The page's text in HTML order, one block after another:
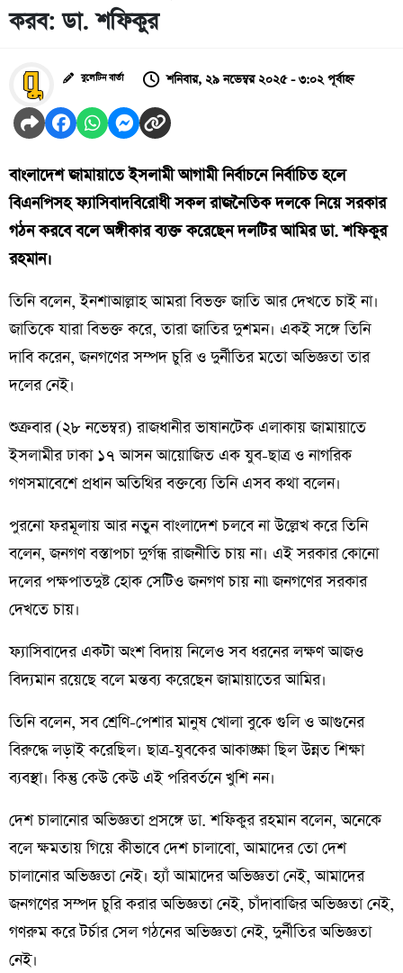
করব: ডা. শফিকুর
বুলেটিন বার্তা শনিবার, ২৯ নভেম্বর ২০২৫ - ৩:০২ পূর্বাহ্ন
বাংলাদেশ জামায়াতে ইসলামী আগামী নির্বাচনে নির্বাচিত হলে
বিএনপিসহ ফ্যাসিবাদবিরোধী সকল রাজনৈতিক দলকে নিয়ে সরকার
গঠন করবে বলে অঙ্গীকার ব্যক্ত করেছেন দলটির আমির ডা. শফিকুর
রহমান।
তিনি বলেন, ইনশাআল্লাহ আমরা বিভক্ত জাতি আর দেখতে চাই না।
জাতিকে যারা বিভক্ত করে, তারা জাতির দুশমন। একই সঙ্গে তিনি
দাবি করেন, জনগণের সম্পদ চুরি ও দুর্নীতির মতো অভিজ্ঞতা তার
দলের নেই।
শুক্রবার (২৮ নভেম্বর) রাজধানীর ভাষানটেক এলাকায় জামায়াতে
ইসলামীর ঢাকা ১৭ আসন আয়োজিত এক যুব-ছাত্র ও নাগরিক
গণসমাবেশে প্রধান অতিথির বক্তব্যে তিনি এসব কথা বলেন।
পুরনো ফরমূলায় আর নতুন বাংলাদেশ চলবে না উল্লেখ করে তিনি
বলেন, জনগণ বস্তাপচা দুর্গন্ধ রাজনীতি চায় না। এই সরকার কোনো
দলের পক্ষপাতদুষ্ট হোক সেটিও জনগণ চায় না৷ জনগণের সরকার
দেখতে চায়।
ফ্যাসিবাদের একটা অংশ বিদায় নিলেও সব ধরনের লক্ষণ আজও
বিদ্যমান রয়েছে বলে মন্তব্য করেছেন জামায়াতের আমির।
তিনি বলেন, সব শ্রেণি-পেশার মানুষ খোলা বুকে গুলি ও আগুনের
বিরুদ্ধে লড়াই করেছিল। ছাত্র-যুবকের আকাঙ্ক্ষা ছিল উন্নত শিক্ষা
ব্যবস্থা। কিন্তু কেউ কেউ এই পরিবর্তনে খুশি নন।
দেশ চালানোর অভিজ্ঞতা প্রসঙ্গে ডা. শফিকুর রহমান বলেন, অনেকে
বলে ক্ষমতায় গিয়ে কীভাবে দেশ চালাবো, আমাদের তো দেশ
চালানোর অভিজ্ঞতা নেই। হ্যাঁ আমাদের অভিজ্ঞতা নেই, আমাদের
জনগণের সম্পদ চুরি করার অভিজ্ঞতা নেই, চাঁদাবাজির অভিজ্ঞতা নেই,
গণরুম করে টর্চার সেল গঠনের অভিজ্ঞতা নেই, দুর্নীতির অভিজ্ঞতা
নেই।